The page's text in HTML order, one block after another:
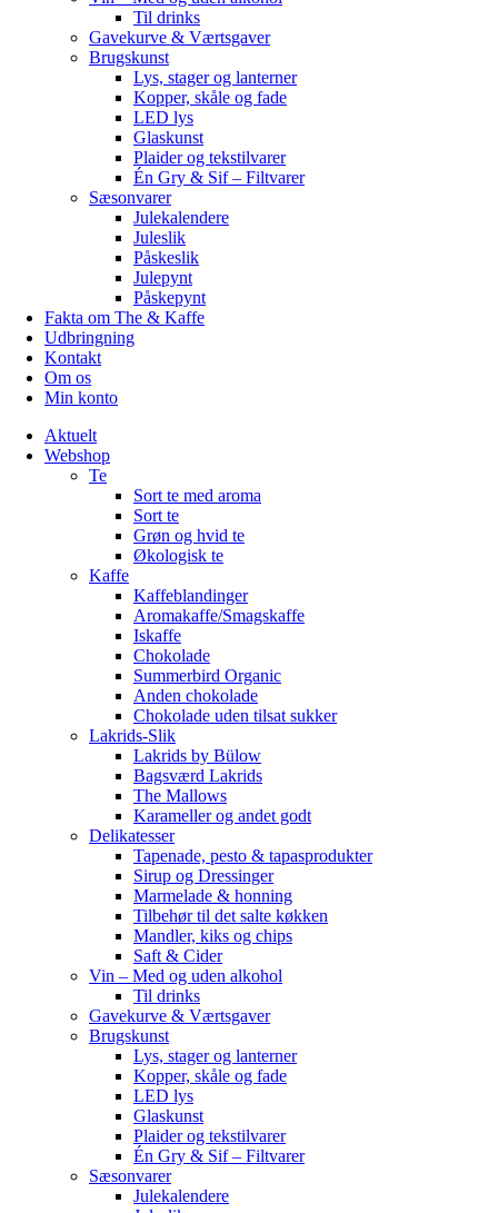
Til drinks
Gavekurve & Værtsgaver
Brugskunst
Lys, stager og lanterner
Kopper, skåle og fade
LED lys
Glaskunst
Plaider og tekstilvarer
Én Gry & Sif – Filtvarer
Sæsonvarer
Julekalendere
Juleslik
Påskeslik
Julepynt
Påskepynt
Fakta om The & Kaffe
Udbringning
Kontakt
Om os
Min konto
Aktuelt
Webshop
Te
Sort te med aroma
Sort te
Grøn og hvid te
Økologisk te
Kaffe
Kaffeblandinger
Aromakaffe/Smagskaffe
Iskaffe
Chokolade
Summerbird Organic
Anden chokolade
Chokolade uden tilsat sukker
Lakrids-Slik
Lakrids by Bülow
Bagsværd Lakrids
The Mallows
Karameller og andet godt
Delikatesser
Tapenade, pesto & tapasprodukter
Sirup og Dressinger
Marmelade & honning
Tilbehør til det salte køkken
Mandler, kiks og chips
Saft & Cider
Vin – Med og uden alkohol
Til drinks
Gavekurve & Værtsgaver
Brugskunst
Lys, stager og lanterner
Kopper, skåle og fade
LED lys
Glaskunst
Plaider og tekstilvarer
Én Gry & Sif – Filtvarer
Sæsonvarer
Julekalendere